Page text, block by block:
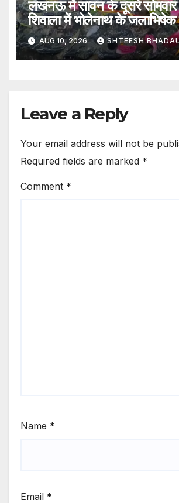
लखनऊ में सावन के दूसरे सोमवार
शिवाला में भोलेनाथ के
श्रद्धालु
AUG 10, 2026 SHTEESH
Leave a Reply
Your email address will not be
Required fields are marked *
Comment *
Name *
Email *